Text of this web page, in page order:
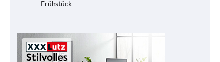
Frühstück